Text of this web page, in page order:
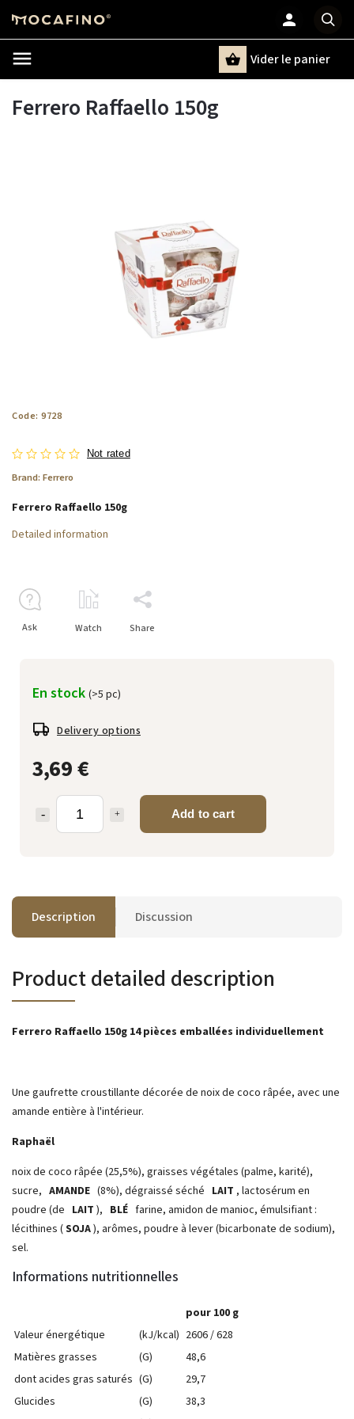
Chercher
Vider le panier
Ferrero Raffaello 150g
Code: 9728
Not rated
Brand: Ferrero
3,69 €
Add to cart
En stock (>5 pc)
Delivery options
Ferrero Raffaello 150g
Detailed information
Ask Watch Share
Description Discussion
Product detailed description
Ferrero Raffaello 150g 14 pièces emballées individuellement
Une gaufrette croustillante décorée de noix de coco râpée, avec une
amande entière à l'intérieur.
Raphaël
noix de coco râpée (25,5%), graisses végétales (palme, karité),
sucre, AMANDE (8%), dégraissé séché LAIT , lactosérum en
poudre (de LAIT ), BLÉ farine, amidon de manioc, émulsifiant :
lécithines (SOJA), arômes, poudre à lever (bicarbonate de sodium),
sel.
Informations nutritionnelles
pour 100 g
Valeur énergétique
(kJ/kcal) 2606 / 628
Matières grasses
(G)
48,6
dont acides gras saturés (G)
29,7
Glucides
(G)
38,3